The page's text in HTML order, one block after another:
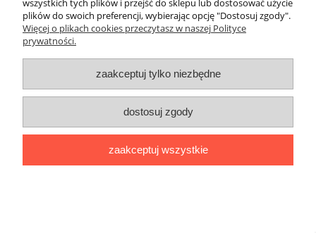
Darmowa dostawa
Darmowa dostawa (Kurier Pocztex 2.0) już od 350,00 zł.
pokaż pełną wersję strony
Sklep internetowy Shoper Premium
wszystkich tych plików i przejść do sklepu lub dostosować użycie
plików do swoich preferencji, wybierając opcję "Dostosuj zgody".
Więcej o plikach cookies przeczytasz w naszej Polityce
prywatności.
zaakceptuj tylko niezbędne
dostosuj zgody
zaakceptuj wszystkie